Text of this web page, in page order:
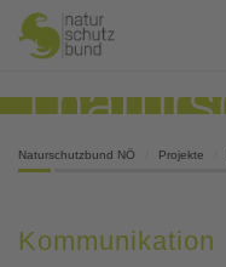
Naturschutzbund NÖ Projekte
Kommunikation